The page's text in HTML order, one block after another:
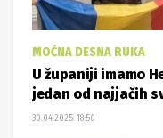
MOĆNA DESNA RUKA
U županiji imamo
jedan od najjačih
30.04.2025. 18:50